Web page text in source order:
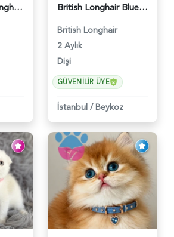
Scottish Fold Longhair Çikolata Erkek Yavrumuz - 6119 British Longhair Blue Point Afrodit Yuva Arıyor - 6118
British Longhair
2 Aylık
Dişi
GÜVENILIR ÜYE
İstanbul / Beykoz